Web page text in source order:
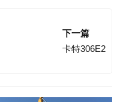
下一篇
卡特306E2